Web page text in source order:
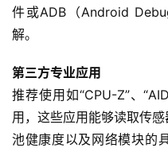
件或ADB（Android
解。
第三方专业应用
推荐使用如“CPU-Z”、
用，这些应用能够读取传
池健康度以及网络模块的